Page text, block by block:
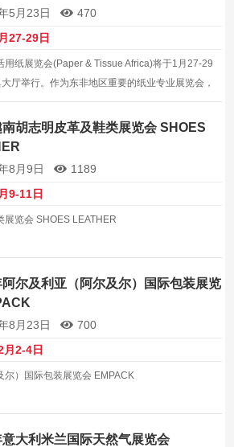
5月23日
470
27-29日
用纸展览会(Paper & Tissue Africa)将于1月27-29
厅举行。作为东非地区重要的纸业专业展览会，
胡志明皮革及鞋类展览会 SHOES
8月9日
1189
9-11日
览会 SHOES LEATHER
尔及利亚（阿尔及尔）国际包装展览
8月23日
700
月2-4日
）国际包装展览会 EMPACK
大利米兰国际天然气展览会